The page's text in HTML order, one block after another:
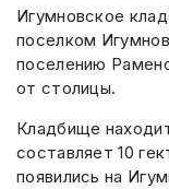
Игумновское
поселком
поселению
от столицы.
Кладбище
составляет 10
появились на